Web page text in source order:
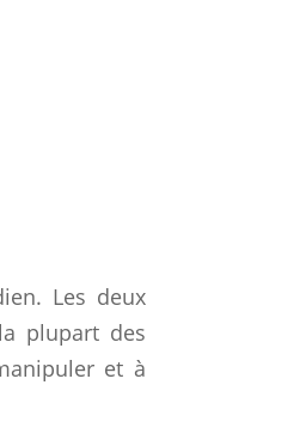
Les deux
plupart des
et à